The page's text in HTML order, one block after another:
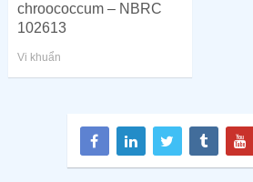
chroococcum – NBRC
102613
Vi khuẩn